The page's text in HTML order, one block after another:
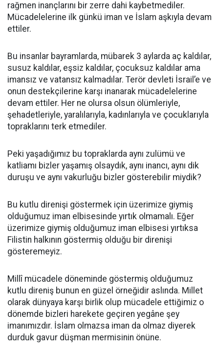
rağmen inançlarını bir zerre dahi kaybetmediler.
Mücadelelerine ilk günkü iman ve İslam aşkıyla devam
ettiler.
Bu insanlar bayramlarda, mübarek 3 aylarda aç kaldılar,
susuz kaldılar, eşsiz kaldılar, çocuksuz kaldılar ama
imansız ve vatansız kalmadılar. Terör devleti İsrail’e ve
onun destekçilerine karşı inanarak mücadelelerine
devam ettiler. Her ne olursa olsun ölümleriyle,
şehadetleriyle, yaralılarıyla, kadınlarıyla ve çocuklarıyla
topraklarını terk etmediler.
Peki yaşadığımız bu topraklarda aynı zulümü ve
katliamı bizler yaşamış olsaydık, aynı inancı, aynı dik
duruşu ve aynı vakurluğu bizler gösterebilir miydik?
Bu kutlu direnişi göstermek için üzerimize giymiş
olduğumuz iman elbisesinde yırtık olmamalı. Eğer
üzerimize giymiş olduğumuz iman elbisesi yırtıksa
Filistin halkının göstermiş olduğu bir direnişi
gösteremeyiz.
Millî mücadele döneminde göstermiş olduğumuz
kutlu direniş bunun en güzel örneğidir aslında. Millet
olarak dünyaya karşı birlik olup mücadele ettiğimiz o
dönemde bizleri harekete geçiren yegâne şey
imanımızdır. İslam olmazsa iman da olmaz diyerek
durduk gavur düşman mermisinin önüne.